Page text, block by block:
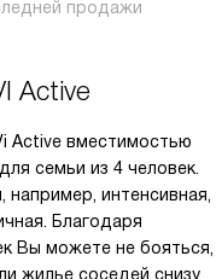
продажи
Active
Active вместимостью
семьи из 4 человек.
интенсивная,
Благодаря
Вы можете не бояться,
жилье соседей снизу.